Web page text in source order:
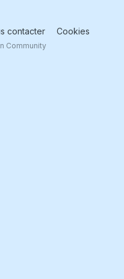
contacter Cookies
Community